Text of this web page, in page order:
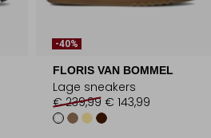
-40%
FLORIS VAN BOMMEL
Lage sneakers
€ 239,99 € 143,99